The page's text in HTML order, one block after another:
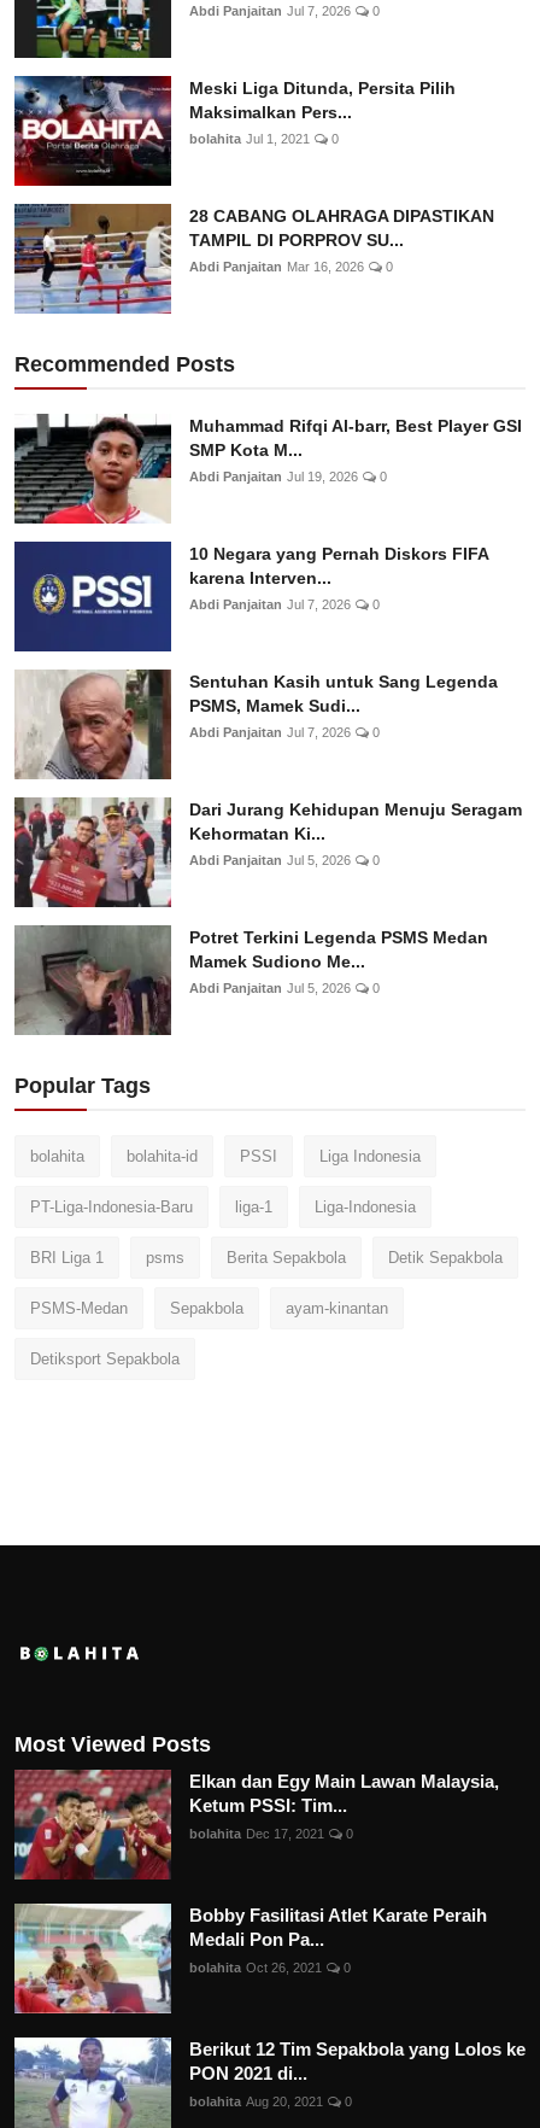
Abdi Panjaitan Jul 7, 2026 0
Meski Liga Ditunda, Persita Pilih
Maksimalkan Pers...
bolahita Jul 1, 2021 0
28 CABANG OLAHRAGA DIPASTIKAN
TAMPIL DI PORPROV SU...
Abdi Panjaitan Mar 16, 2026 0
Recommended Posts
Muhammad Rifqi Al-barr, Best Player GSI
SMP Kota M...
Abdi Panjaitan Jul 19, 2026 0
10 Negara yang Pernah Diskors FIFA
karena Interven...
Abdi Panjaitan Jul 7, 2026 0
Sentuhan Kasih untuk Sang Legenda
PSMS, Mamek Sudi...
Abdi Panjaitan Jul 7, 2026 0
Dari Jurang Kehidupan Menuju Seragam
Kehormatan Ki...
Abdi Panjaitan Jul 5, 2026 0
Potret Terkini Legenda PSMS Medan
Mamek Sudiono Me...
Abdi Panjaitan Jul 5, 2026 0
Popular Tags
bolahita bolahita-id PSSI Liga Indonesia
PT-Liga-Indonesia-Baru liga-1 Liga-Indonesia
BRI Liga 1 psms Berita Sepakbola Detik Sepakbola
PSMS-Medan Sepakbola ayam-kinantan
Detiksport Sepakbola
Most Viewed Posts
Elkan dan Egy Main Lawan Malaysia,
Ketum PSSI: Tim...
bolahita Dec 17, 2021 0
Bobby Fasilitasi Atlet Karate Peraih
Medali Pon Pa...
bolahita Oct 26, 2021 0
Berikut 12 Tim Sepakbola yang Lolos ke
PON 2021 di...
bolahita Aug 20, 2021 0